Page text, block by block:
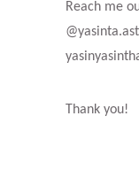
Reach me
Thank you!